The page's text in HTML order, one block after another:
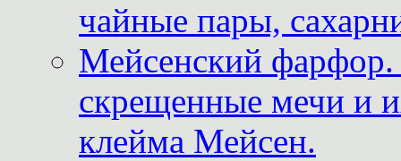
чайные пары,
Мейсенский фарфор.
скрещенные мечи и
клейма Мейсен.